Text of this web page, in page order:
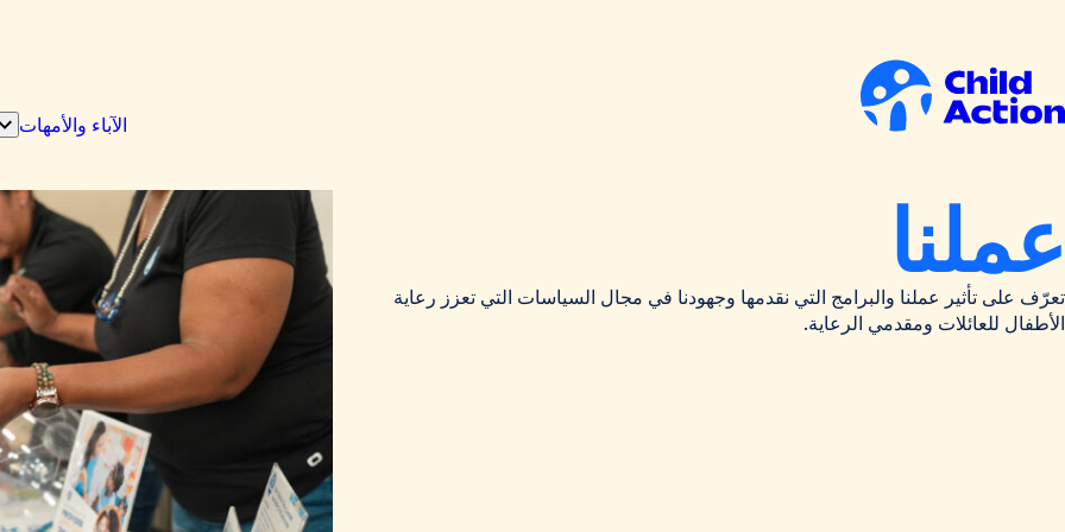
الآباء والأمهات
ل
عملنا
تعرّف على تأثير عملنا والبرامج التي نقدمها وجهودنا في مجال السياسات التي تعزز رعاية
الأطفال للعائلات ومقدمي الرعاية.